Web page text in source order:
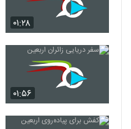
۰۱:۲۸
۰۱:۵۶